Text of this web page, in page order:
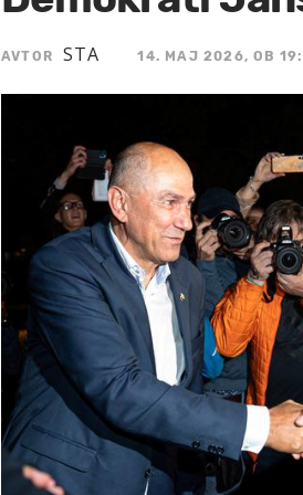
AVTOR STA 14. MAJ 2026, OB